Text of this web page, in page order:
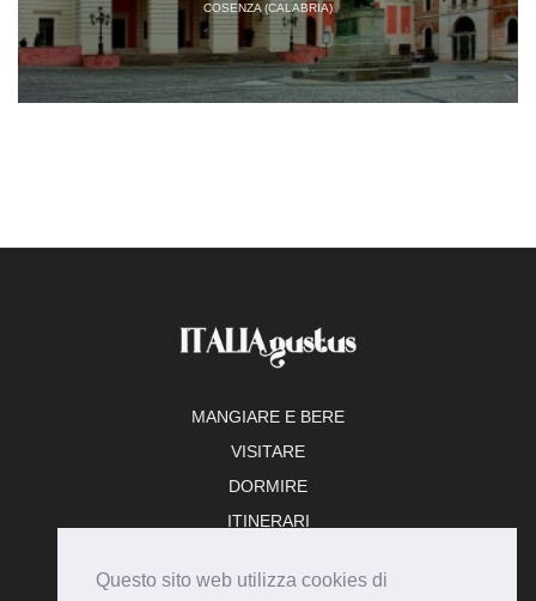
Questo sito web utilizza cookies di
COSENZA (CALABRIA)
MANGIARE E BERE
VISITARE
DORMIRE
ITINERARI
ADERISCI